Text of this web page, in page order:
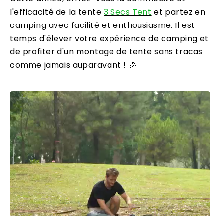
l'efficacité de la tente3 Secs Tent et partez en
camping avec facilité et enthousiasme. Il est
temps d'élever votre expérience de camping et
de profiter d'un montage de tente sans tracas
comme jamais auparavant ! 🎉